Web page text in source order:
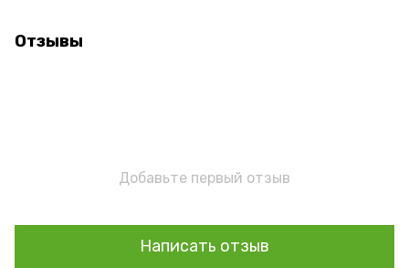
Отзывы
Добавьте первый отзыв
Написать отзыв